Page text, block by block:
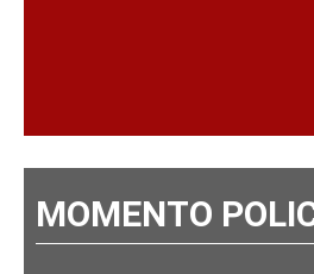
MOMENTO